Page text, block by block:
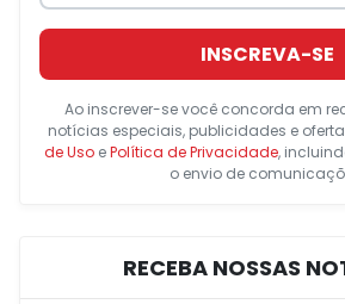
INSCREVA-SE
Ao inscrever-se você concorda em
notícias especiais, publicidades e
de UsoePolítica de Privacidade,
o envio de
RECEBA NOSSAS